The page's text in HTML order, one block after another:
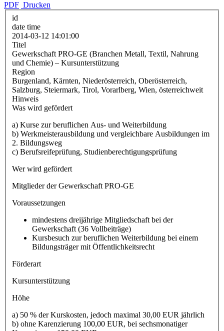
PDF Drucken
id
date time
2014-03-12 14:01:00
Titel
Gewerkschaft PRO-GE (Branchen Metall, Textil, Nahrung
und Chemie) – Kursunterstützung
Region
Burgenland, Kärnten, Niederösterreich, Oberösterreich,
Salzburg, Steiermark, Tirol, Vorarlberg, Wien, österreichweit
Hinweis
Was wird gefördert
a) Kurse zur beruflichen Aus- und Weiterbildung
b) Werkmeisterausbildung und vergleichbare Ausbildungen im
2. Bildungsweg
c) Berufsreifeprüfung, Studienberechtigungsprüfung
Wer wird gefördert
Mitglieder der Gewerkschaft PRO-GE
Voraussetzungen
mindestens dreijährige Mitgliedschaft bei der
Gewerkschaft (36 Vollbeiträge)
Kursbesuch zur beruflichen Weiterbildung bei einem
Bildungsträger mit Öffentlichkeitsrecht
Förderart
Kursunterstützung
Höhe
a) 50 % der Kurskosten, jedoch maximal 30,00 EUR jährlich
b) ohne Karenzierung 100,00 EUR, bei sechsmonatiger